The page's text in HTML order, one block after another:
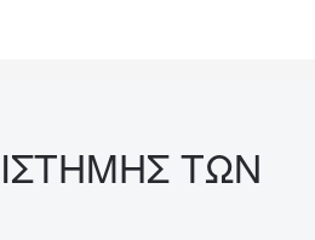
ΤΩΝ